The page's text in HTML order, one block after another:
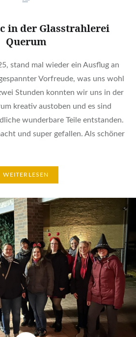
in der Glasstrahlerei
Querum
stand mal wieder ein Ausflug an
Vorfreude, was uns wohl
Stunden konnten wir uns in der
kreativ austoben und es sind
wunderbare Teile entstanden.
und super gefallen. Als schöner
WEITERLESEN